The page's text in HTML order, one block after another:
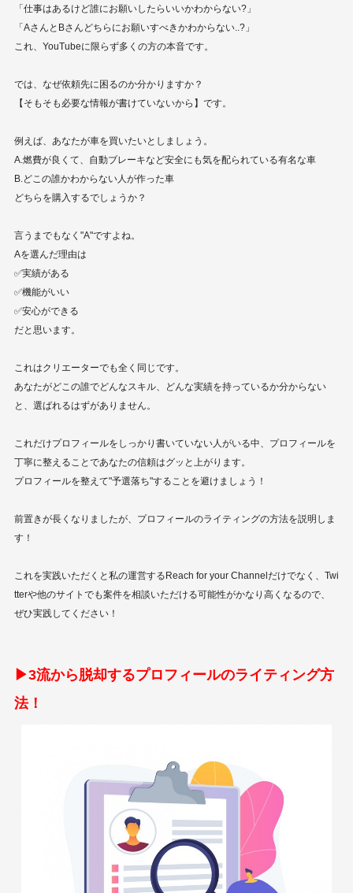
「仕事はあるけど誰にお願いしたらいいかわからない?」
「AさんとBさんどちらにお願いすべきかわからない..?」
これ、YouTubeに限らず多くの方の本音です。
では、なぜ依頼先に困るのか分かりますか？
【そもそも必要な情報が書けていないから】です。
例えば、あなたが車を買いたいとしましょう。
A.燃費が良くて、自動ブレーキなど安全にも気を配られている有名な車
B.どこの誰かわからない人が作った車
どちらを購入するでしょうか？
言うまでもなく"A"ですよね。
Aを選んだ理由は
✅実績がある
✅機能がいい
✅安心ができる
だと思います。
これはクリエーターでも全く同じです。
あなたがどこの誰でどんなスキル、どんな実績を持っているか分からない
と、選ばれるはずがありません。
これだけプロフィールをしっかり書いていない人がいる中、プロフィールを
丁寧に整えることであなたの信頼はグッと上がります。
プロフィールを整えて"予選落ち"することを避けましょう！
前置きが長くなりましたが、プロフィールのライティングの方法を説明しま
す！
これを実践いただくと私の運営するReach for your Channelだけでなく、Twi
tterや他のサイトでも案件を相談いただける可能性がかなり高くなるので、
ぜひ実践してください！
▶︎3流から脱却するプロフィールのライティング方
法！